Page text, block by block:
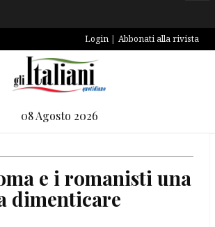
Login Abbonati alla rivista
08 Agosto 2026
e i romanisti una
dimenticare